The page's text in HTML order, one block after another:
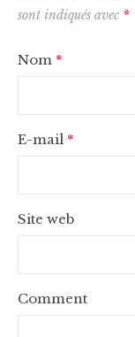
sont indiqués avec *
Nom *
E-mail *
Site web
Comment